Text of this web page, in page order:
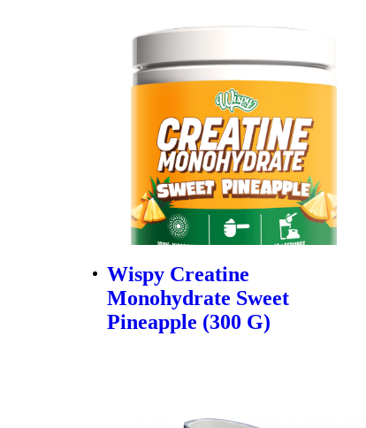
Wispy Creatine
Monohydrate Sweet
Pineapple (300 G)